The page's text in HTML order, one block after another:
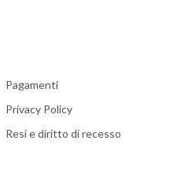
Pagamenti
Privacy Policy
Resi e diritto di recesso